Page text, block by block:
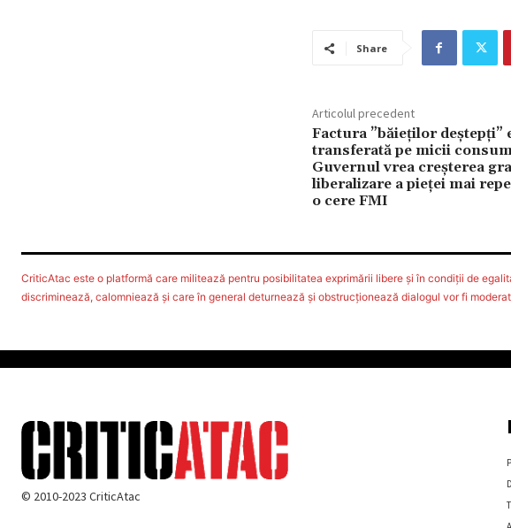
Share
Articolul precedent
Factura ”băieților deștepți”
transferată pe micii
Guvernul vrea creșterea
liberalizare a pieței mai
o cere FMI
CriticAtac este o platformă care militează pentru posibilitatea exprimării libere şi în condiţii de
discriminează, calomniează şi care în general deturnează şi obstrucţionează dialogul vor fi
© 2010-2023 CriticAtac